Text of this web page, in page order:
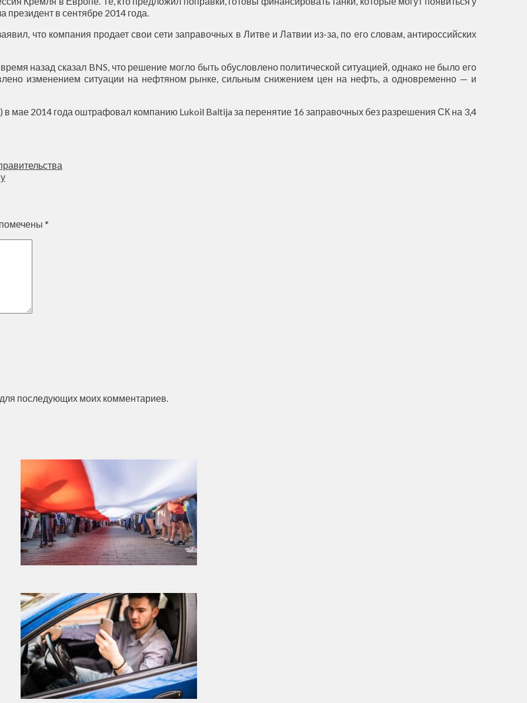
президент в сентябре 2014 года.
что компания продает свои сети заправочных в Литве и Латвии из-за, по его словам, антироссийских
назад сказал BNS, что решение могло быть обусловлено политической ситуацией, однако не было его
изменением ситуации на нефтяном рынке, сильным снижением цен на нефть, а одновременно — и
мае 2014 года оштрафовал компанию Lukoil Baltija за перенятие 16 заправочных без разрешения СК на 3,4
*
последующих моих комментариев.